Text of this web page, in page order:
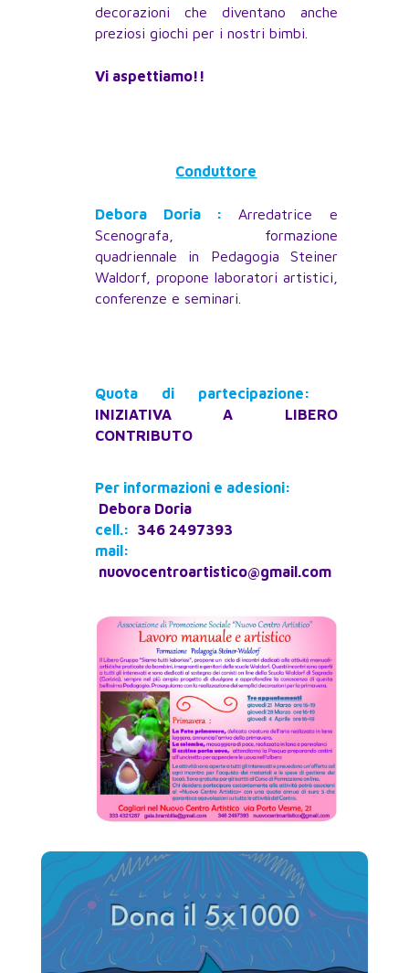
decorazioni che diventano anche
preziosi giochi per i nostri bimbi.
Vi aspettiamo!!
Conduttore
Debora Doria :Arredatrice e
Scenografa, formazione
quadriennale in Pedagogia Steiner
Waldorf, propone laboratori artistici,
conferenze e seminari.
Quota di partecipazione:
INIZIATIVA A LIBERO
CONTRIBUTO
Per informazioni e adesioni:
Debora Doria
cell.: 346 2497393
mail:
nuovocentroartistico@gmail.com